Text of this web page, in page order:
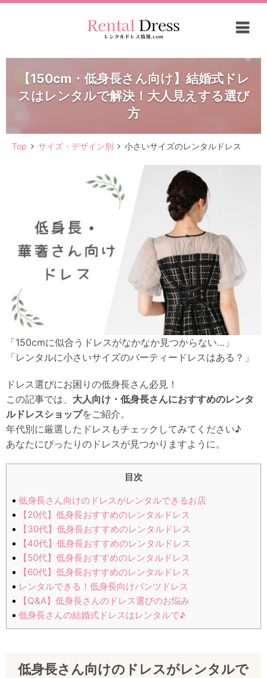
【150cm・低身長さん向け】結婚式ドレ
スはレンタルで解決！大人見えする選び
方
Top サイズ・デザイン別 小さいサイズのレンタルドレス
「150cmに似合うドレスがなかなか見つからない…」
「レンタルに小さいサイズのパーティードレスはある？」
ドレス選びにお困りの低身長さん必見！
この記事では、 大人向け・低身長さんにおすすめのレンタ
ルドレスショップをご紹介。
年代別に厳選したドレスもチェックしてみてください♪
あなたにぴったりのドレスが見つかりますように。
目次
低身長さん向けのドレスがレンタルできるお店
【20代】低身長おすすめのレンタルドレス
【30代】低身長おすすめのレンタルドレス
【40代】低身長おすすめのレンタルドレス
【50代】低身長おすすめのレンタルドレス
【60代】低身長おすすめのレンタルドレス
レンタルできる！低身長向けパンツドレス
【Q&A】低身長さんのドレス選びのお悩み
低身長さんの結婚式ドレスはレンタルで♪
低身長さん向けのドレスがレンタルで